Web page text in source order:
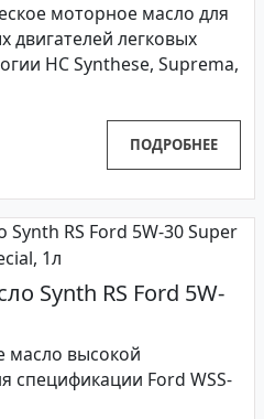
моторное масло для
двигателей легковых
HC Synthese, Suprema,
ПОДРОБНЕЕ
Synth RS Ford 5W-
высокой
спецификации Ford WSS-